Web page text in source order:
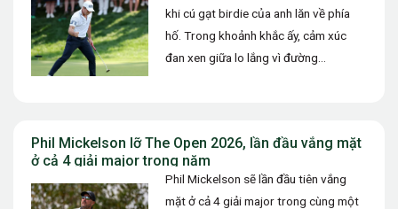
khi cú gạt birdie của anh lăn về phía
hố. Trong khoảnh khắc ấy, cảm xúc
đan xen giữa lo lắng vì đường…
Phil Mickelson lỡ The Open 2026, lần đầu vắng mặt
ở cả 4 giải major trong năm
Phil Mickelson sẽ lần đầu tiên vắng
mặt ở cả 4 giải major trong cùng một